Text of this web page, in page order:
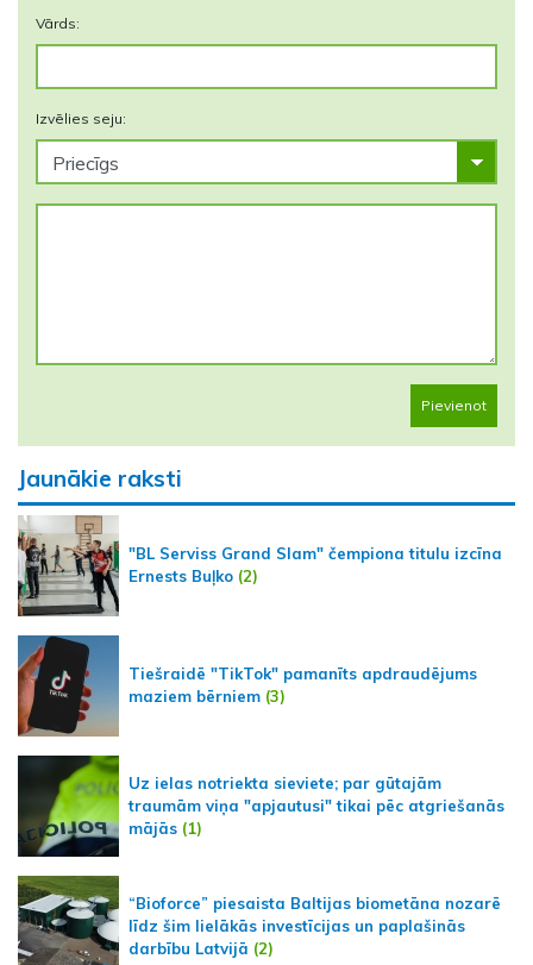
Vārds:
Izvēlies seju:
Pievienot
Jaunākie raksti
"BL Serviss Grand Slam" čempiona titulu izcīna
Ernests Buļko (2)
Tiešraidē "TikTok" pamanīts apdraudējums
maziem bērniem (3)
Uz ielas notriekta sieviete; par gūtajām
traumām viņa "apjautusi" tikai pēc atgriešanās
mājās (1)
“Bioforce” piesaista Baltijas biometāna nozarē
līdz šim lielākās investīcijas un paplašinās
darbību Latvijā (2)